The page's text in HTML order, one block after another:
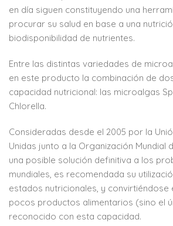
en día siguen constituyendo una
procurar su salud en base a una
biodisponibilidad de nutrientes.
Entre las distintas variedades de
en este producto la combinación de
capacidad nutricional: las microalgas
Chlorella.
Consideradas desde el 2005 por la
Unidas junto a la Organización Mundial
una posible solución definitiva a los
mundiales, es recomendada su
estados nutricionales, y convirtiéndose
pocos productos alimentarios (sino el
reconocido con esta capacidad.